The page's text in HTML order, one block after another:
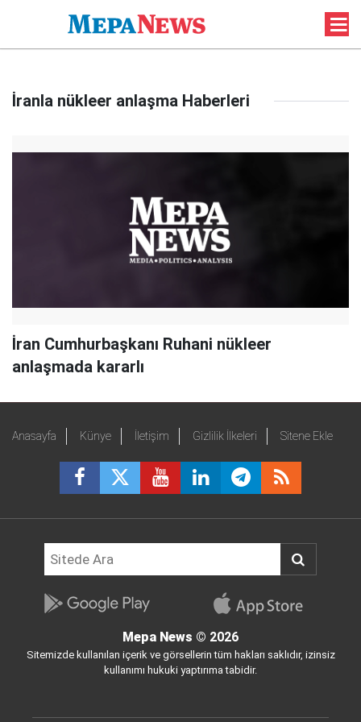
İranla nükleer anlaşma Haberleri
İran Cumhurbaşkanı Ruhani nükleer
anlaşmada kararlı
Anasayfa Künye İletişim Gizlilik İlkeleri Sitene Ekle
Mepa News © 2026
Sitemizde kullanılan içerik ve görsellerin tüm hakları saklıdır, izinsiz
kullanımı hukuki yaptırıma tabidir.